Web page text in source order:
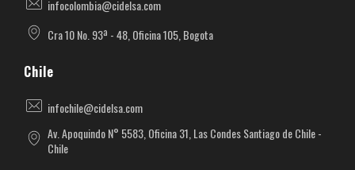
infocolombia@cidelsa.com
Cra 10 No. 93ª - 48, Oficina 105, Bogota
Chile
infochile@cidelsa.com
Av. Apoquindo N° 5583, Oficina 31, Las Condes Santiago de Chile -
Chile